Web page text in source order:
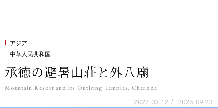
アジア
中華人民共和国
承徳の避暑山荘と外八廟
Mountain Resort and its Outlying Temples, Chengde
2022.03.12 / 2025.09.23